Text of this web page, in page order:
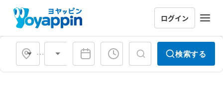
ログイン
会場タイプ 検索する